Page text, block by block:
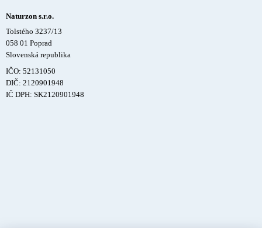
Naturzon s.r.o.
Tolstého 3237/13
058 01 Poprad
Slovenská republika
IČO: 52131050
DIČ: 2120901948
IČ DPH: SK2120901948